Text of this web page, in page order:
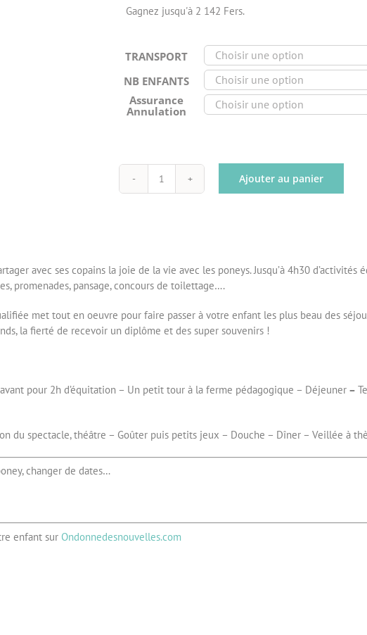
Gagnez jusqu'à 2 142 Fers.
TRANSPORT
NB ENFANTS
Assurance
Annulation
quantité
8
2026
07
Ajouter au panier
avec ses copains la joie de la vie avec les poneys. Jusqu’à 4h30 d’activités
promenades, pansage, concours de toilettage….
met tout en oeuvre pour faire passer à votre enfant les plus beau des
la fierté de recevoir un diplôme et des super souvenirs !
pour 2h d’équitation – Un petit tour à la ferme pédagogique – Déjeuner–
du spectacle, théâtre – Goûter puis petits jeux – Douche – Dîner – Veillée à
changer de dates…
enfant sur Ondonnedesnouvelles.com